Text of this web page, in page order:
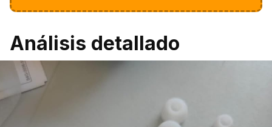
Análisis detallado